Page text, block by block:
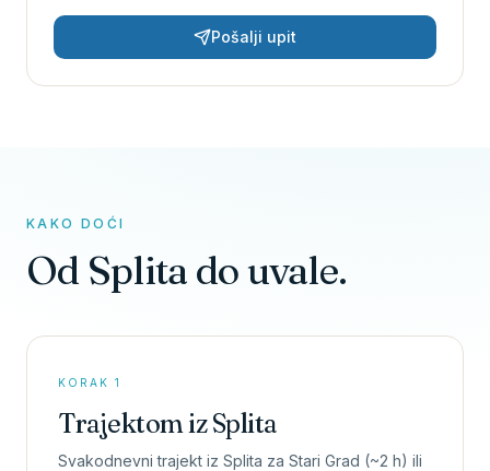
Pošalji upit
KAKO DOĆI
Od Splita do uvale.
KORAK 1
Trajektom iz Splita
Svakodnevni trajekt iz Splita za Stari Grad (~2 h) ili